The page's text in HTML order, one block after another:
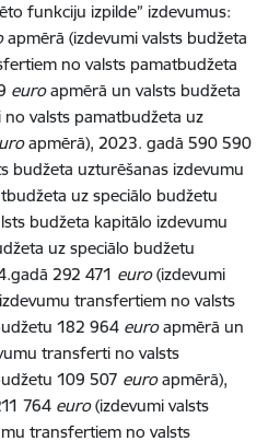
funkciju izpilde” izdevumus:
apmērā (izdevumi valsts budžeta
no valsts pamatbudžeta
euroapmērā un valsts budžeta
valsts pamatbudžeta uz
apmērā), 2023. gadā 590 590
budžeta uzturēšanas izdevumu
uz speciālo budžetu
budžeta kapitālo izdevumu
uz speciālo budžetu
292 471 euro(izdevumi
transfertiem no valsts
182 964 euroapmērā un
transferti no valsts
109 507 euroapmērā),
764 euro(izdevumi valsts
transfertiem no valsts